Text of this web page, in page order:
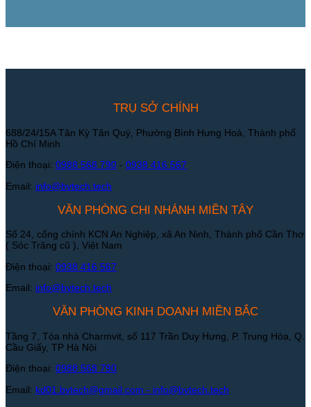
TRỤ SỞ CHÍNH
688/24/15A Tân Kỳ Tân Quý, Phường Bình Hưng Hoà, Thành phố
Hồ Chí Minh
Điện thoại: 0988 568 790 - 0938 416 567
Email: info@bvtech.tech
VĂN PHÒNG CHI NHÁNH MIỀN TÂY
Số 24, cổng chính KCN An Nghiệp, xã An Ninh, Thành phố Cần Thơ
( Sóc Trăng cũ ), Việt Nam
Điện thoại: 0938 416 567
Email: info@bvtech.tech
VĂN PHÒNG KINH DOANH MIỀN BẮC
Tầng 7, Tòa nhà Charmvit, số 117 Trần Duy Hưng, P. Trung Hòa, Q.
Cầu Giấy, TP Hà Nội
Điện thoại: 0988 568 790
Email: kd01.bvtech@gmail.com - info@bvtech.tech